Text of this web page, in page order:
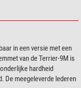
in een versie met een
van de Terrier-9M is
hardheid
De meegeleverde lederen